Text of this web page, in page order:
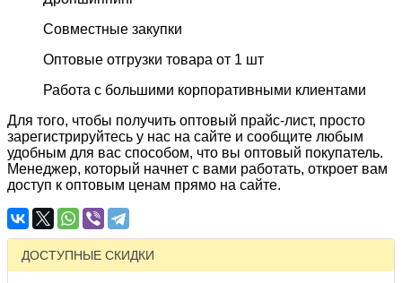
Совместные закупки
Оптовые отгрузки товара от 1 шт
Работа с большими корпоративными клиентами
Для того, чтобы получить оптовый прайс-лист, просто
зарегистрируйтесь у нас на сайте и сообщите любым
удобным для вас способом, что вы оптовый покупатель.
Менеджер, который начнет с вами работать, откроет вам
доступ к оптовым ценам прямо на сайте.
ДОСТУПНЫЕ СКИДКИ